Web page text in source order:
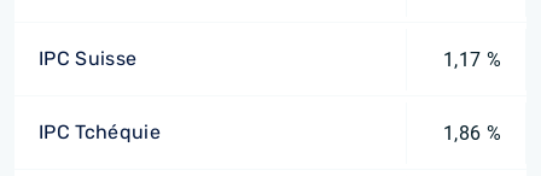
IPC Suisse 1,17 %
IPC Tchéquie 1,86 %